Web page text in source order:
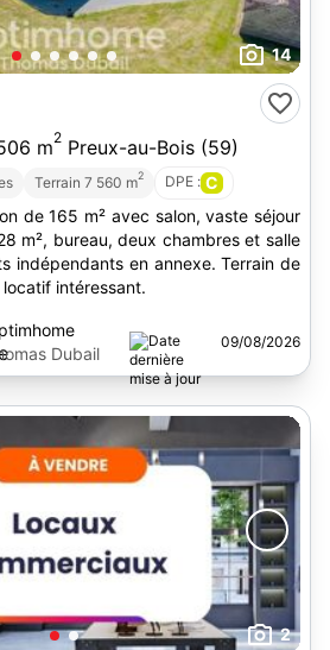
14
m2 Preux-au-Bois (59)
Terrain 7 560 m2 DPE : C
de 165 m² avec salon, vaste séjour
m², bureau, deux chambres et salle
indépendants en annexe. Terrain de
intéressant.
Dubail
09/08/2026
2